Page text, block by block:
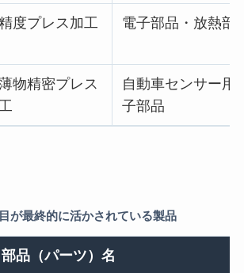
度プレス加工 電子部品・放熱部
物精密プレス
自動車センサー用
子部品
が最終的に活かされている製品
部品（パーツ）名